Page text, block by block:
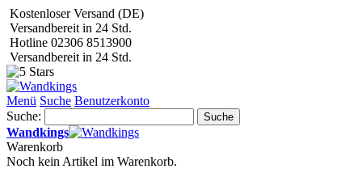
Kostenloser Versand (DE)
Versandbereit in 24 Std.
Hotline 02306 8513900
Versandbereit in 24 Std.
Menü Suche Benutzerkonto
Suche:
Suche
Wandkings
Warenkorb
Noch kein Artikel im Warenkorb.